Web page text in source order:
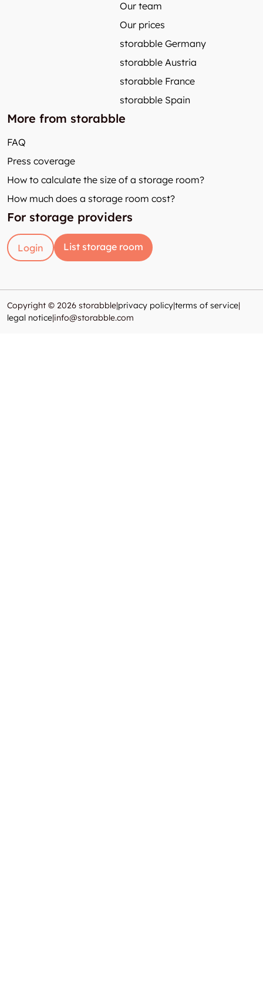
Our team
Our prices
storabble Germany
storabble Austria
storabble France
storabble Spain
More from storabble
FAQ
Press coverage
How to calculate the size of a storage room?
How much does a storage room cost?
For storage providers
Login List storage room
Copyright © 2026 storabble|privacy policy|terms of service|
legal notice|info@storabble.com